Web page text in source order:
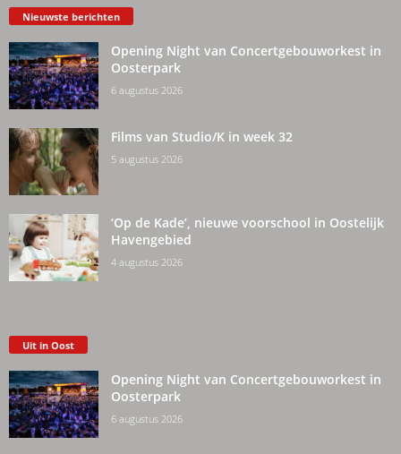
Nieuwste berichten
Opening Night van Concertgebouworkest in
Oosterpark
6 augustus 2026
Films van Studio/K in week 32
5 augustus 2026
‘Op de Kade’, nieuwe voorschool in Oostelijk
Havengebied
4 augustus 2026
Uit in Oost
Opening Night van Concertgebouworkest in
Oosterpark
6 augustus 2026